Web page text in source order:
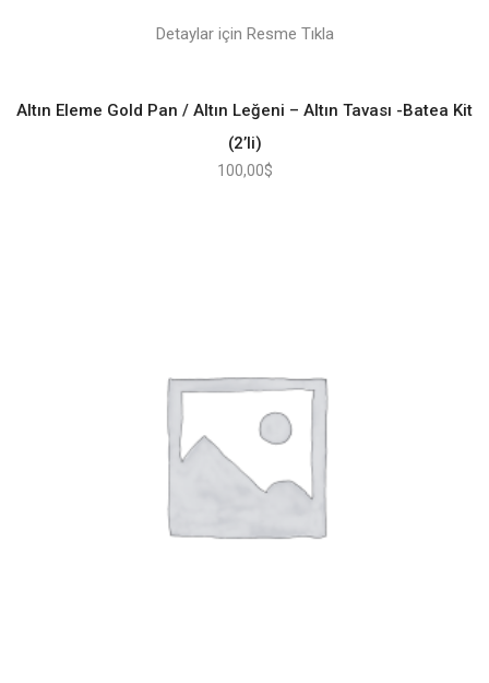
Detaylar için Resme Tıkla
Altın Eleme Gold Pan / Altın Leğeni – Altın Tavası -Batea Kit
(2’li)
100,00$